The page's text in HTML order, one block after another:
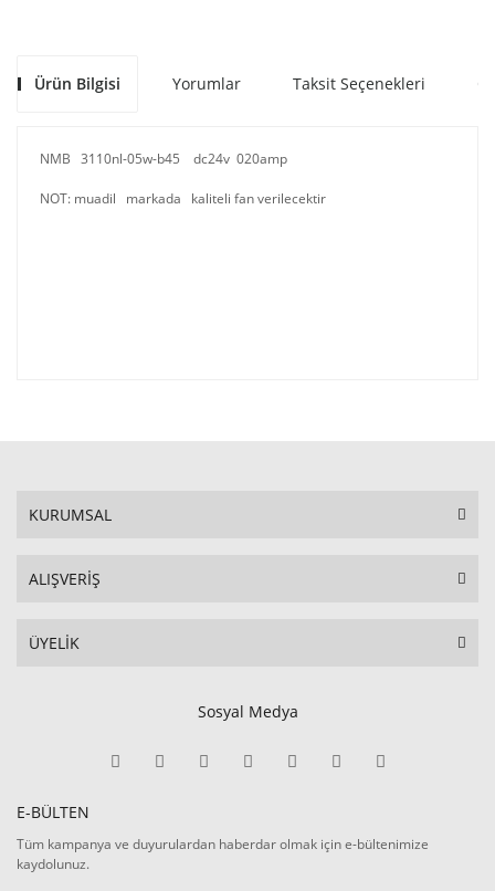
Ürün Bilgisi Yorumlar Taksit Seçenekleri
NMB 3110nl-05w-b45 dc24v 020amp
NOT: muadil markada kaliteli fan verilecektir
KURUMSAL
ALIŞVERİŞ
ÜYELİK
Sosyal Medya
E-BÜLTEN
Tüm kampanya ve duyurulardan haberdar olmak için e-bültenimize
kaydolunuz.